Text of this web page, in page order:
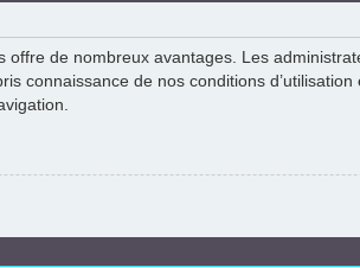
de nombreux avantages. Les
connaissance de nos conditions